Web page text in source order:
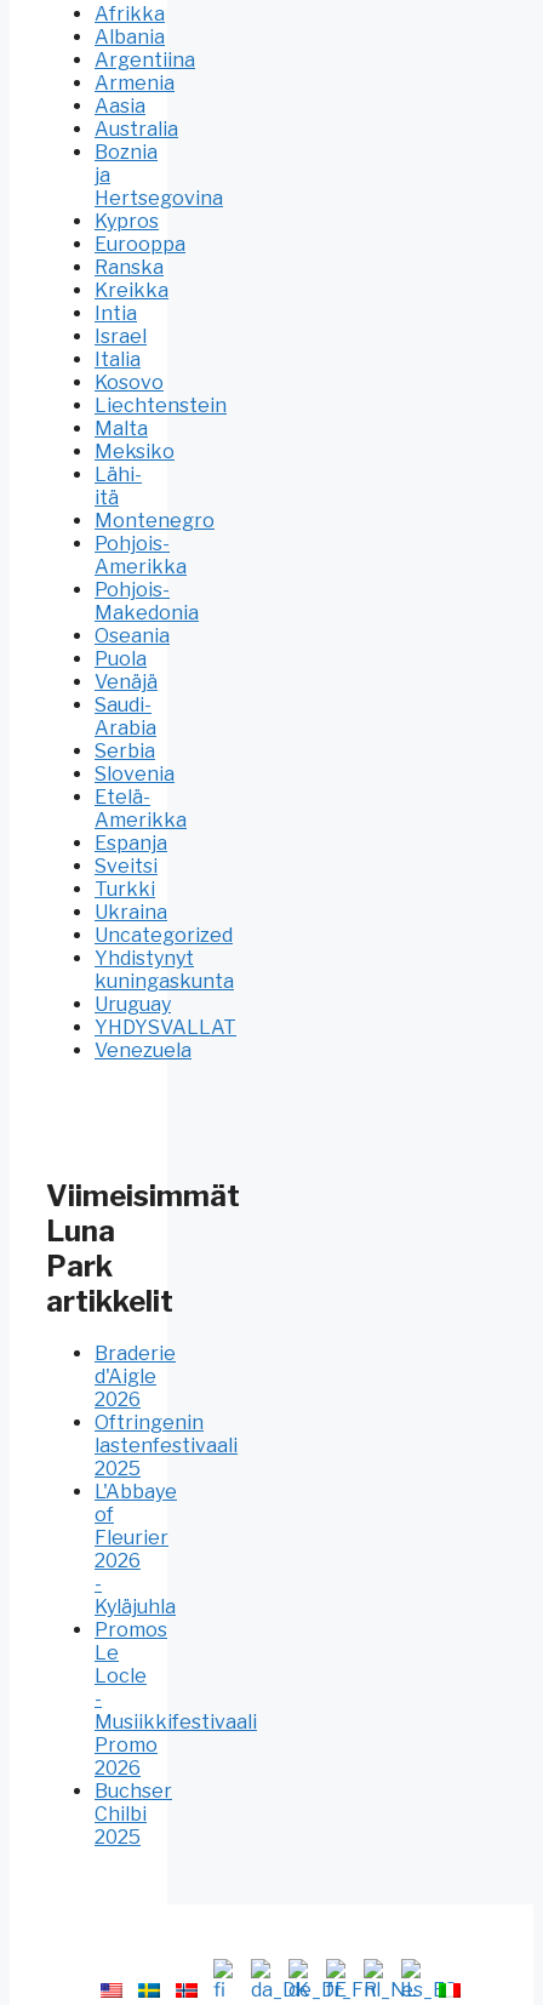
Afrikka
Albania
Argentiina
Armenia
Aasia
Australia
Boznia
ja
Hertsegovina
Kypros
Eurooppa
Ranska
Kreikka
Intia
Israel
Italia
Kosovo
Liechtenstein
Malta
Meksiko
Lähi-
itä
Montenegro
Pohjois-
Amerikka
Pohjois-
Makedonia
Oseania
Puola
Venäjä
Saudi-
Arabia
Serbia
Slovenia
Etelä-
Amerikka
Espanja
Sveitsi
Turkki
Ukraina
Uncategorized
Yhdistynyt
kuningaskunta
Uruguay
YHDYSVALLAT
Venezuela
Viimeisimmät
Luna
Park
artikkelit
Braderie
d'Aigle
2026
Oftringenin
lastenfestivaali
2025
L'Abbaye
of
Fleurier
2026
-
Kyläjuhla
Promos
Le
Locle
-
Musiikkifestivaali
Promo
2026
Buchser
Chilbi
2025